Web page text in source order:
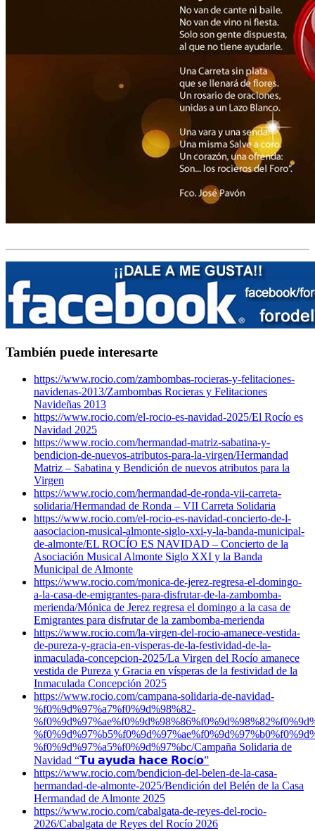
También puede interesarte
https://www.rocio.com/zambombas-rocieras-y-felitaciones-
navidenas-2013/Zambombas Rocieras y Felitaciones
Navideñas 2013
https://www.rocio.com/el-rocio-es-navidad-2025/El Rocío es
Navidad 2025
https://www.rocio.com/hermandad-matriz-sabatina-y-
bendicion-de-nuevos-atributos-para-la-virgen/Hermandad
Matriz – Sabatina y Bendición de nuevos atributos para la
Virgen
https://www.rocio.com/hermandad-de-ronda-vii-carreta-
solidaria/Hermandad de Ronda – VII Carreta Solidaria
https://www.rocio.com/el-rocio-es-navidad-concierto-de-l-
aasociacion-musical-almonte-siglo-xxi-y-la-banda-municipal-
de-almonte/EL ROCÍO ES NAVIDAD – Concierto de la
Asociación Musical Almonte Siglo XXI y la Banda
Municipal de Almonte
https://www.rocio.com/monica-de-jerez-regresa-el-domingo-
a-la-casa-de-emigrantes-para-disfrutar-de-la-zambomba-
merienda/Mónica de Jerez regresa el domingo a la casa de
Emigrantes para disfrutar de la zambomba-merienda
https://www.rocio.com/la-virgen-del-rocio-amanece-vestida-
de-pureza-y-gracia-en-visperas-de-la-festividad-de-la-
inmaculada-concepcion-2025/La Virgen del Rocío amanece
vestida de Pureza y Gracia en vísperas de la festividad de la
Inmaculada Concepción 2025
https://www.rocio.com/campana-solidaria-de-navidad-
%f0%9d%97%a7%f0%9d%98%82-
%f0%9d%97%a5%f0%9d%97%bc/Campaña Solidaria de
Navidad “𝗧𝘂 𝗮𝘆𝘂𝗱𝗮 𝗵𝗮𝗰𝗲 𝗥𝗼𝗰í𝗼”
https://www.rocio.com/bendicion-del-belen-de-la-casa-
hermandad-de-almonte-2025/Bendición del Belén de la Casa
Hermandad de Almonte 2025
https://www.rocio.com/cabalgata-de-reyes-del-rocio-
2026/Cabalgata de Reyes del Rocío 2026